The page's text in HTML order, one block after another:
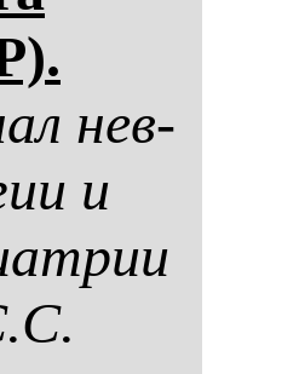
нев­
и